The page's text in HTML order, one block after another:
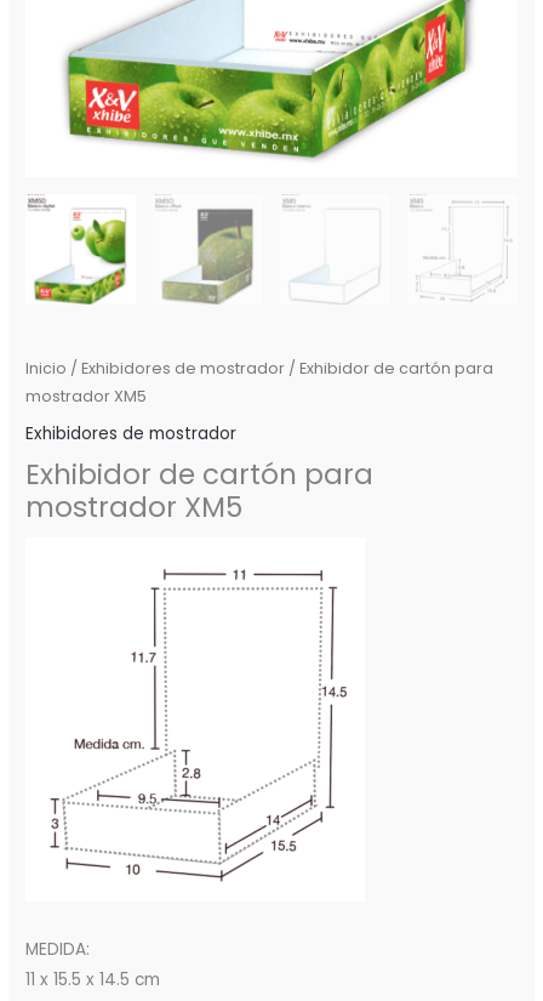
Inicio / Exhibidores de mostrador / Exhibidor de cartón para
mostrador XM5
Exhibidores de mostrador
Exhibidor de cartón para
mostrador XM5
MEDIDA:
11 x 15.5 x 14.5 cm